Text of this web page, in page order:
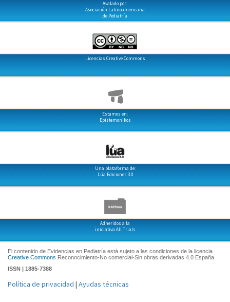
Avalado por:
Asociación Latinoamericana
de Pediatría
Licencias Creative Commons
Estamos en:
Epistemonikos
Una plataforma de:
Lúa Ediciones 3.0
Adheridos a la
iniciativa All Trials
El contenido de Evidencias en Pediatría está sujeto a las condiciones de la licencia
Creative Commons Reconocimiento-No comercial-Sin obras derivadas 4.0 España
ISSN | 1885-7388
Política de privacidad | Ayudas técnicas